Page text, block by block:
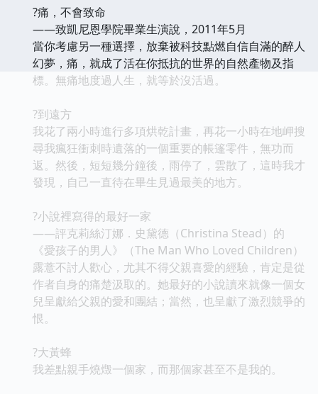
?痛，不會致命
——致凱尼恩學院畢業生演說，2011年5月
當你考慮另一種選擇，放棄被科技點燃自信自滿的醉人
幻夢，痛，就成了活在你抵抗的世界的自然產物及指
標。無痛地度過人生，就等於沒活過。
?到遠方
我花了兩小時進行多項烘乾計畫，再花一小時在地岬搜
尋我瘋狂衝刺時遺落的一個重要的帳篷零件，無功而
返。然後，短短幾分鐘後，雨停了，雲散了，這時我才
發現，自己一直待在畢生見過最美的地方。
?小說裡寫得的最好一家
——評克莉絲汀娜．史黛德（Christina Stead）的
《愛孩子的男人》（The Man Who Loved Children）
露薏不討人歡心，尤其不得父親喜愛的經驗，肯定是從
作者自身的痛楚汲取的。她最好的小說讀來就像一個女
兒呈獻給父親的愛和團結；當然，也呈獻了激烈競爭的
恨。
?大黃蜂
我差點親手燒燬一個家，而那個家甚至不是我的。